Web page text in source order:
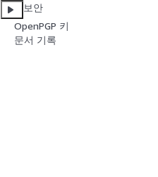
보안
OpenPGP 키
문서 기록